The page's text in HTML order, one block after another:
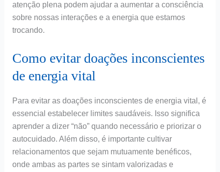
atenção plena podem ajudar a aumentar a consciência
sobre nossas interações e a energia que estamos
trocando.
Como evitar doações inconscientes
de energia vital
Para evitar as doações inconscientes de energia vital, é
essencial estabelecer limites saudáveis. Isso significa
aprender a dizer “não” quando necessário e priorizar o
autocuidado. Além disso, é importante cultivar
relacionamentos que sejam mutuamente benéficos,
onde ambas as partes se sintam valorizadas e